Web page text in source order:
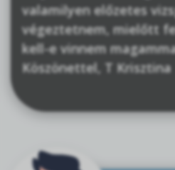
valamilyen előzetes
végeztetnem, mielőtt
kell-e vinnem
Köszönettel, T Krisztina